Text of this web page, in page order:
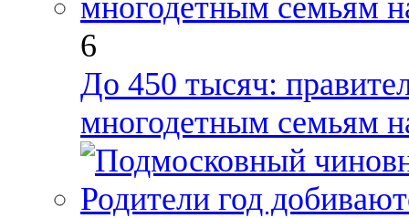
6
До 450 тысяч:
многодетным семьям